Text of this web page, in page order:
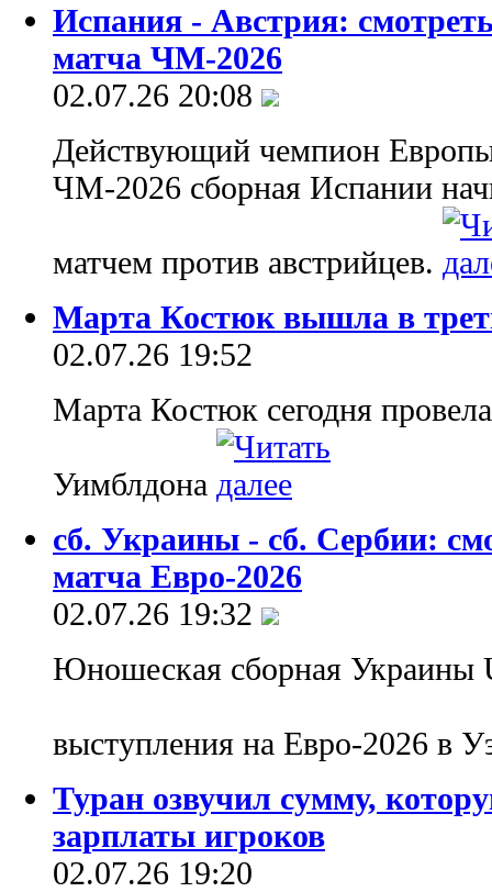
Испания - Австрия:
матча ЧМ-2026
02.07.26 20:08
Действующий чемпион
ЧМ-2026 сборная Испании
матчем против австрийцев.
Марта Костюк вышла в
02.07.26 19:52
Марта Костюк сегодня
Уимблдона
сб. Украины - сб. Сербии:
матча Евро-2026
02.07.26 19:32
Юношеская сборная Украины
выступления на Евро-2026 в
Туран озвучил сумму,
зарплаты игроков
02.07.26 19:20